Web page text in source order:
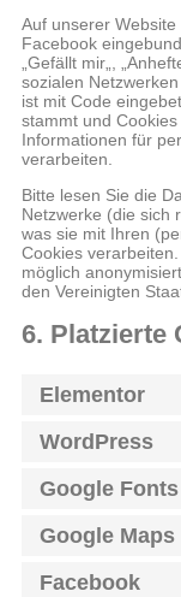
Auf unserer
Facebook
„Gefällt mir„,
sozialen
ist mit Code
stammt und
Informationen für
verarbeiten.
Bitte lesen Sie die
Netzwerke (die sich
was sie mit Ihren
Cookies
möglich
den Vereinigten
6. Platzierte
Elementor
WordPress
Google Fonts
Google Maps
Facebook